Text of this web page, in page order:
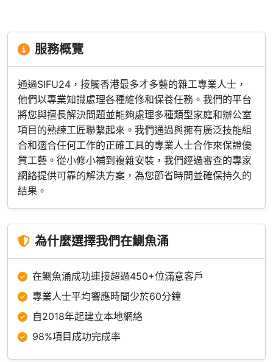
服務概覽
通過SIFU24，接觸香港最多才多藝的雜工專業人士，
他們以專業知識處理各種維修和保養任務。我們的平台
將您與擅長解決問題並能夠處理多種類型家庭和辦公室
項目的熟練工匠聯繫起來。我們通過與擁有廣泛技能組
合和適合任何工作的正確工具的專業人士合作來保證優
質工藝。從小修小補到複雜安裝，我們經過審查的專家
網絡提供可靠的解決方案，為您節省時間並確保持久的
結果。
為什麼選擇我們在鰂魚涌
在鰂魚涌成功連接超過450+位滿意客戶
專業人士平均響應時間少於60分鐘
自2018年起建立本地網絡
98%項目成功完成率